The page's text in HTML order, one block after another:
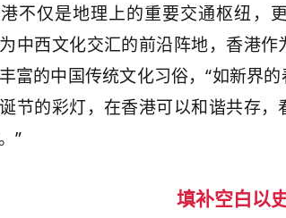
不仅是地理上的重要交通枢纽，
中西文化交汇的前沿阵地，香港
富的中国传统文化习俗，“如新界
节的彩灯，在香港可以和谐共存
”
填补空白以